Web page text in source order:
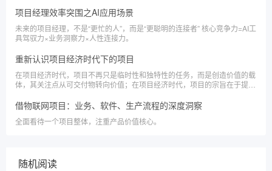
项目经理效率突围之AI应用场景
未来的项目经理，不是“更忙的人”，而是“更聪明的连接者” 核心竞争力=AI工
具驾驭力×业务洞察力×人性连接力。
重新认识项目经济时代下的项目
在项目经济时代，项目不再只是临时性和独特性的任务，而是创造价值的载
体，其关注点从可交付物转向价值；在项目经济时代，项目的宗旨在于提升
借物联网项目：业务、软件、生产流程的深度洞察
全面看待一个项目整体，注重产品价值核心。
随机阅读